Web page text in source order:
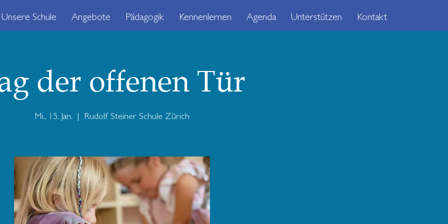
Unsere Schule Angebote Pädagogik Kennenlernen Agenda Unterstützen Kontakt
der offenen Tür
Mi., 15. Jan. Rudolf Steiner Schule Zürich